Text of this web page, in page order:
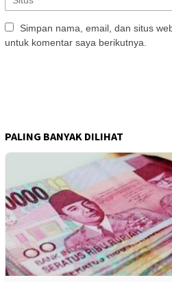
Simpan nama, email, dan situs
untuk komentar saya berikutnya.
PALING BANYAK DILIHAT